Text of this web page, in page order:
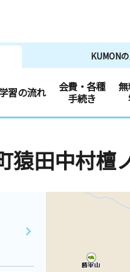
KUMON
習の流れ
会費・各種
手続き
猿田中村檀